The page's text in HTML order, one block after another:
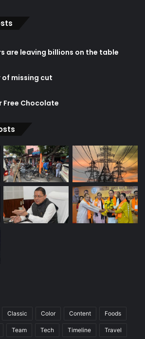
are leaving billions on the table
of missing cut
Free Chocolate
Classic Color Content Foods
Team Tech Timeline Travel